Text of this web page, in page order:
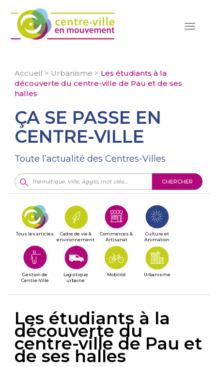
Toggle
Accueil > Urbanisme > Les étudiants à la
découverte du centre-ville de Pau et de ses
halles
ÇA SE PASSE EN
CENTRE-VILLE
Toute l’actualité des Centres-Villes
CHERCHER
Tous les articles
Cadre de vie &
environnement
Commerces &
Artisanat
Culture et
Animation
Gestion de
Centre-Ville
Logistique
urbaine
Mobilité Urbanisme
Les étudiants à la
découverte du
centre-ville de Pau et
de ses halles